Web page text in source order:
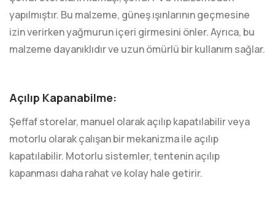
yapılmıştır. Bu malzeme, güneş ışınlarının geçmesine
izin verirken yağmurun içeri girmesini önler. Ayrıca, bu
malzeme dayanıklıdır ve uzun ömürlü bir kullanım sağlar.
Açılıp Kapanabilme:
Şeffaf storelar, manuel olarak açılıp kapatılabilir veya
motorlu olarak çalışan bir mekanizma ile açılıp
kapatılabilir. Motorlu sistemler, tentenin açılıp
kapanması daha rahat ve kolay hale getirir.